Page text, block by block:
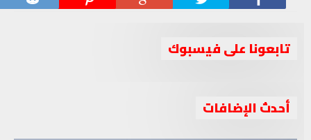
تابعونا على فيسبوك
أحدث الإضافات